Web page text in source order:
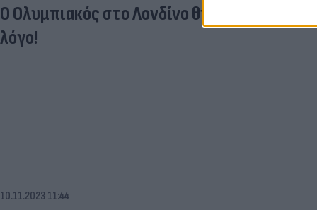
Ο Ολυμπιακός στο Λονδίνο θύμισε εποχές
λόγο!
10.11.2023 11:44